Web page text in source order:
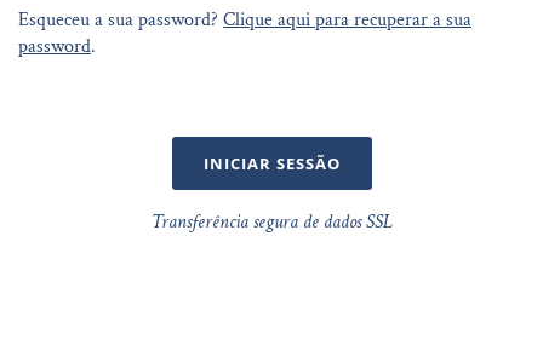
Esqueceu a sua password? Clique aqui para recuperar a sua
password.
INICIAR SESSÃO
Transferência segura de dados SSL